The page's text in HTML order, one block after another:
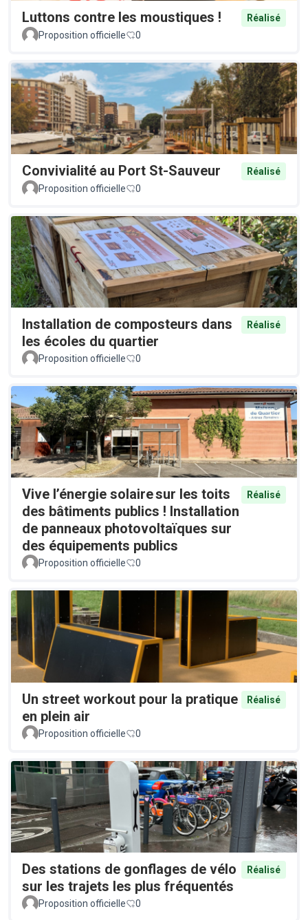
Luttons contre les moustiques !
Réalisé
Proposition officielle
0
Convivialité au Port St-Sauveur
Réalisé
Proposition officielle
0
Installation de composteurs dans
les écoles du quartier
Réalisé
Proposition officielle 0
Vive l’énergie solaire sur les toits
des bâtiments publics ! Installation
de panneaux photovoltaïques sur
des équipements publics
Réalisé
Proposition officielle 0
Un street workout pour la pratique
en plein air
Réalisé
Proposition officielle 0
Des stations de gonflages de vélo
sur les trajets les plus fréquentés
Réalisé
Proposition officielle 0